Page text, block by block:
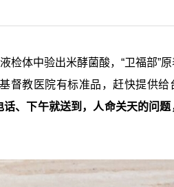
检体中验出米酵菌酸，“卫福部”
督教医院有标准品，赶快提供给
、下午就送到，人命关天的问